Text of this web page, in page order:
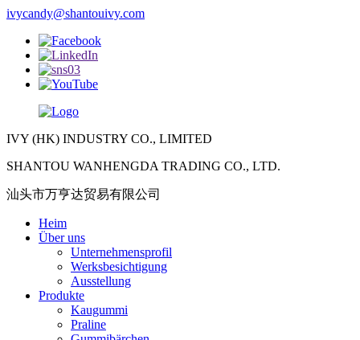
ivycandy@shantouivy.com
IVY (HK) INDUSTRY CO., LIMITED
SHANTOU WANHENGDA TRADING CO., LTD.
汕头市万亨达贸易有限公司
Heim
Über uns
Unternehmensprofil
Werksbesichtigung
Ausstellung
Produkte
Kaugummi
Praline